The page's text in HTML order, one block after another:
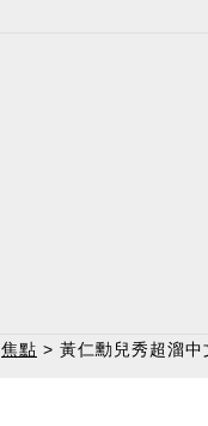
焦點 > 黃仁勳兒秀超溜